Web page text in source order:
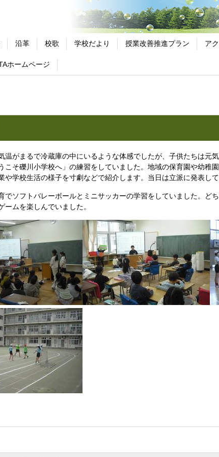
沿革 校歌 学校だより 授業改善推進プラン ア
ホームページ
温がまるで冷蔵庫の中にいるような体感でしたが、子供たちは元
こそ礫川小学校へ」の練習をしていました。地域の保育園や幼稚
や学校生活の様子を寸劇などで紹介します。当日は立派に発表し
でソフトバレーボールとミニサッカーの学習をしていました。ど
ームを楽しんでいました。